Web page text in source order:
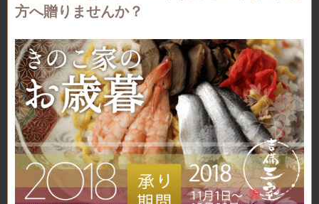
方へ贈りませんか？